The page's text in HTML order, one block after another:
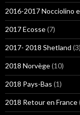
2016-2017 Nocciolino
2017 Ecosse(7)
2017- 2018 Shetland (3)
2018 Norvège(10)
2018 Pays-Bas (1)
2018 Retour en France